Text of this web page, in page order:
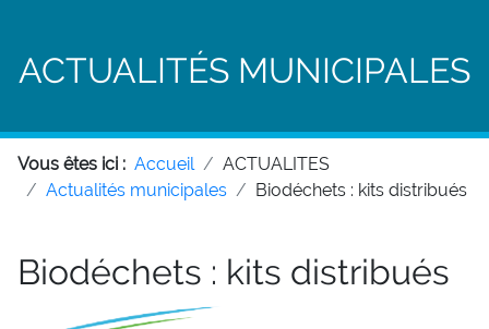
ACTUALITÉS MUNICIPALES
Vous êtes ici : Accueil
ACTUALITES
Actualités municipales
Biodéchets : kits distribués
Biodéchets : kits distribués